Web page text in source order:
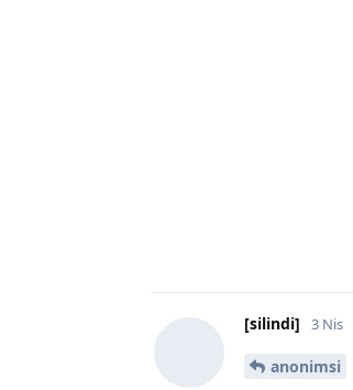
[silindi] 3 Nis
anonimsi